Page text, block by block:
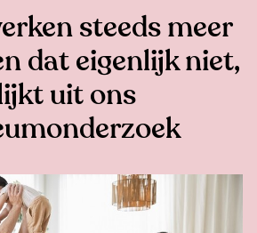
steeds meer
dat eigenlijk niet,
uit ons